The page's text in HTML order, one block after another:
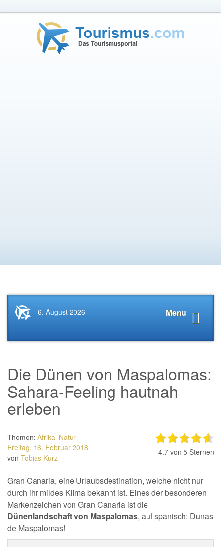
Startseite
News.Tourismus.com
Menu
6. August 2026
Die Dünen von Maspalomas:
Sahara-Feeling hautnah
erleben
Themen: Afrika Natur
Freitag, 16. Februar 2018
von Tobias Kurz
4.7von 5 Sternen
Gran Canaria, eine Urlaubsdestination, welche nicht nur
durch ihr mildes Klima bekannt ist. Eines der besonderen
Markenzeichen von Gran Canaria ist die
Dünenlandschaft von Maspalomas, auf spanisch: Dunas
de Maspalomas!